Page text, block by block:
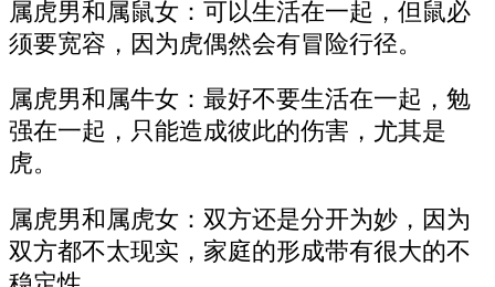
属虎男和属鼠女：可以生活在一起，但鼠必
须要宽容，因为虎偶然会有冒险行径。
属虎男和属牛女：最好不要生活在一起，勉
强在一起，只能造成彼此的伤害，尤其是
虎。
属虎男和属虎女：双方还是分开为妙，因为
双方都不太现实，家庭的形成带有很大的不